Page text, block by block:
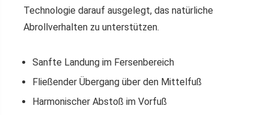
Technologie darauf ausgelegt, das natürliche
Abrollverhalten zu unterstützen.
Sanfte Landung im Fersenbereich
Fließender Übergang über den Mittelfuß
Harmonischer Abstoß im Vorfuß